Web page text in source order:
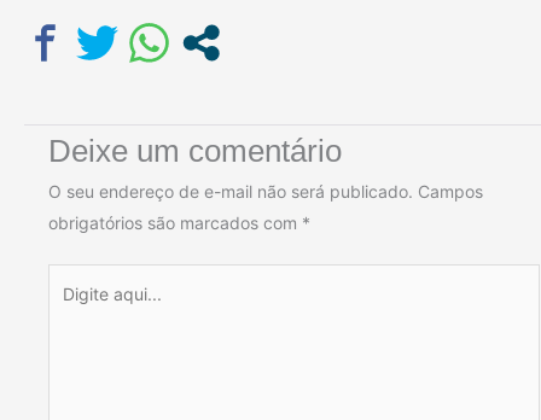
Deixe um comentário
O seu endereço de e-mail não será publicado. Campos
obrigatórios são marcados com *
aqui...